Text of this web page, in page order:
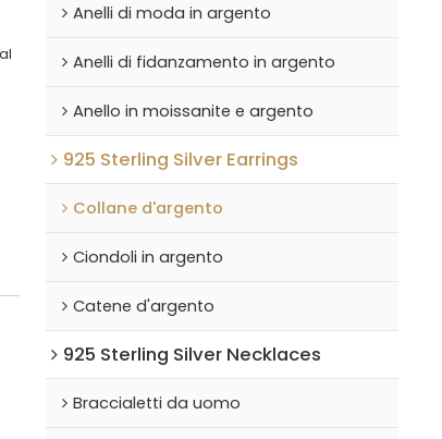
Anelli di moda in argento
Anelli di fidanzamento in argento
Anello in moissanite e argento
925 Sterling Silver Earrings
Collane d'argento
Ciondoli in argento
Catene d'argento
925 Sterling Silver Necklaces
Braccialetti da uomo